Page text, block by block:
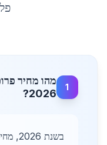
1
מהו מחיר
2026?
בשנת